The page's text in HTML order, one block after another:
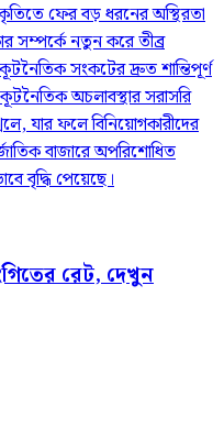
ফের বড় ধরনের অস্থিরতা
সম্পর্কে নতুন করে তীব্র
সংকটের দ্রুত শান্তিপূর্ণ
অচলাবস্থার সরাসরি
যার ফলে বিনিয়োগকারীদের
বাজারে অপরিশোধিত
বৃদ্ধি পেয়েছে।
রেট, দেখুন